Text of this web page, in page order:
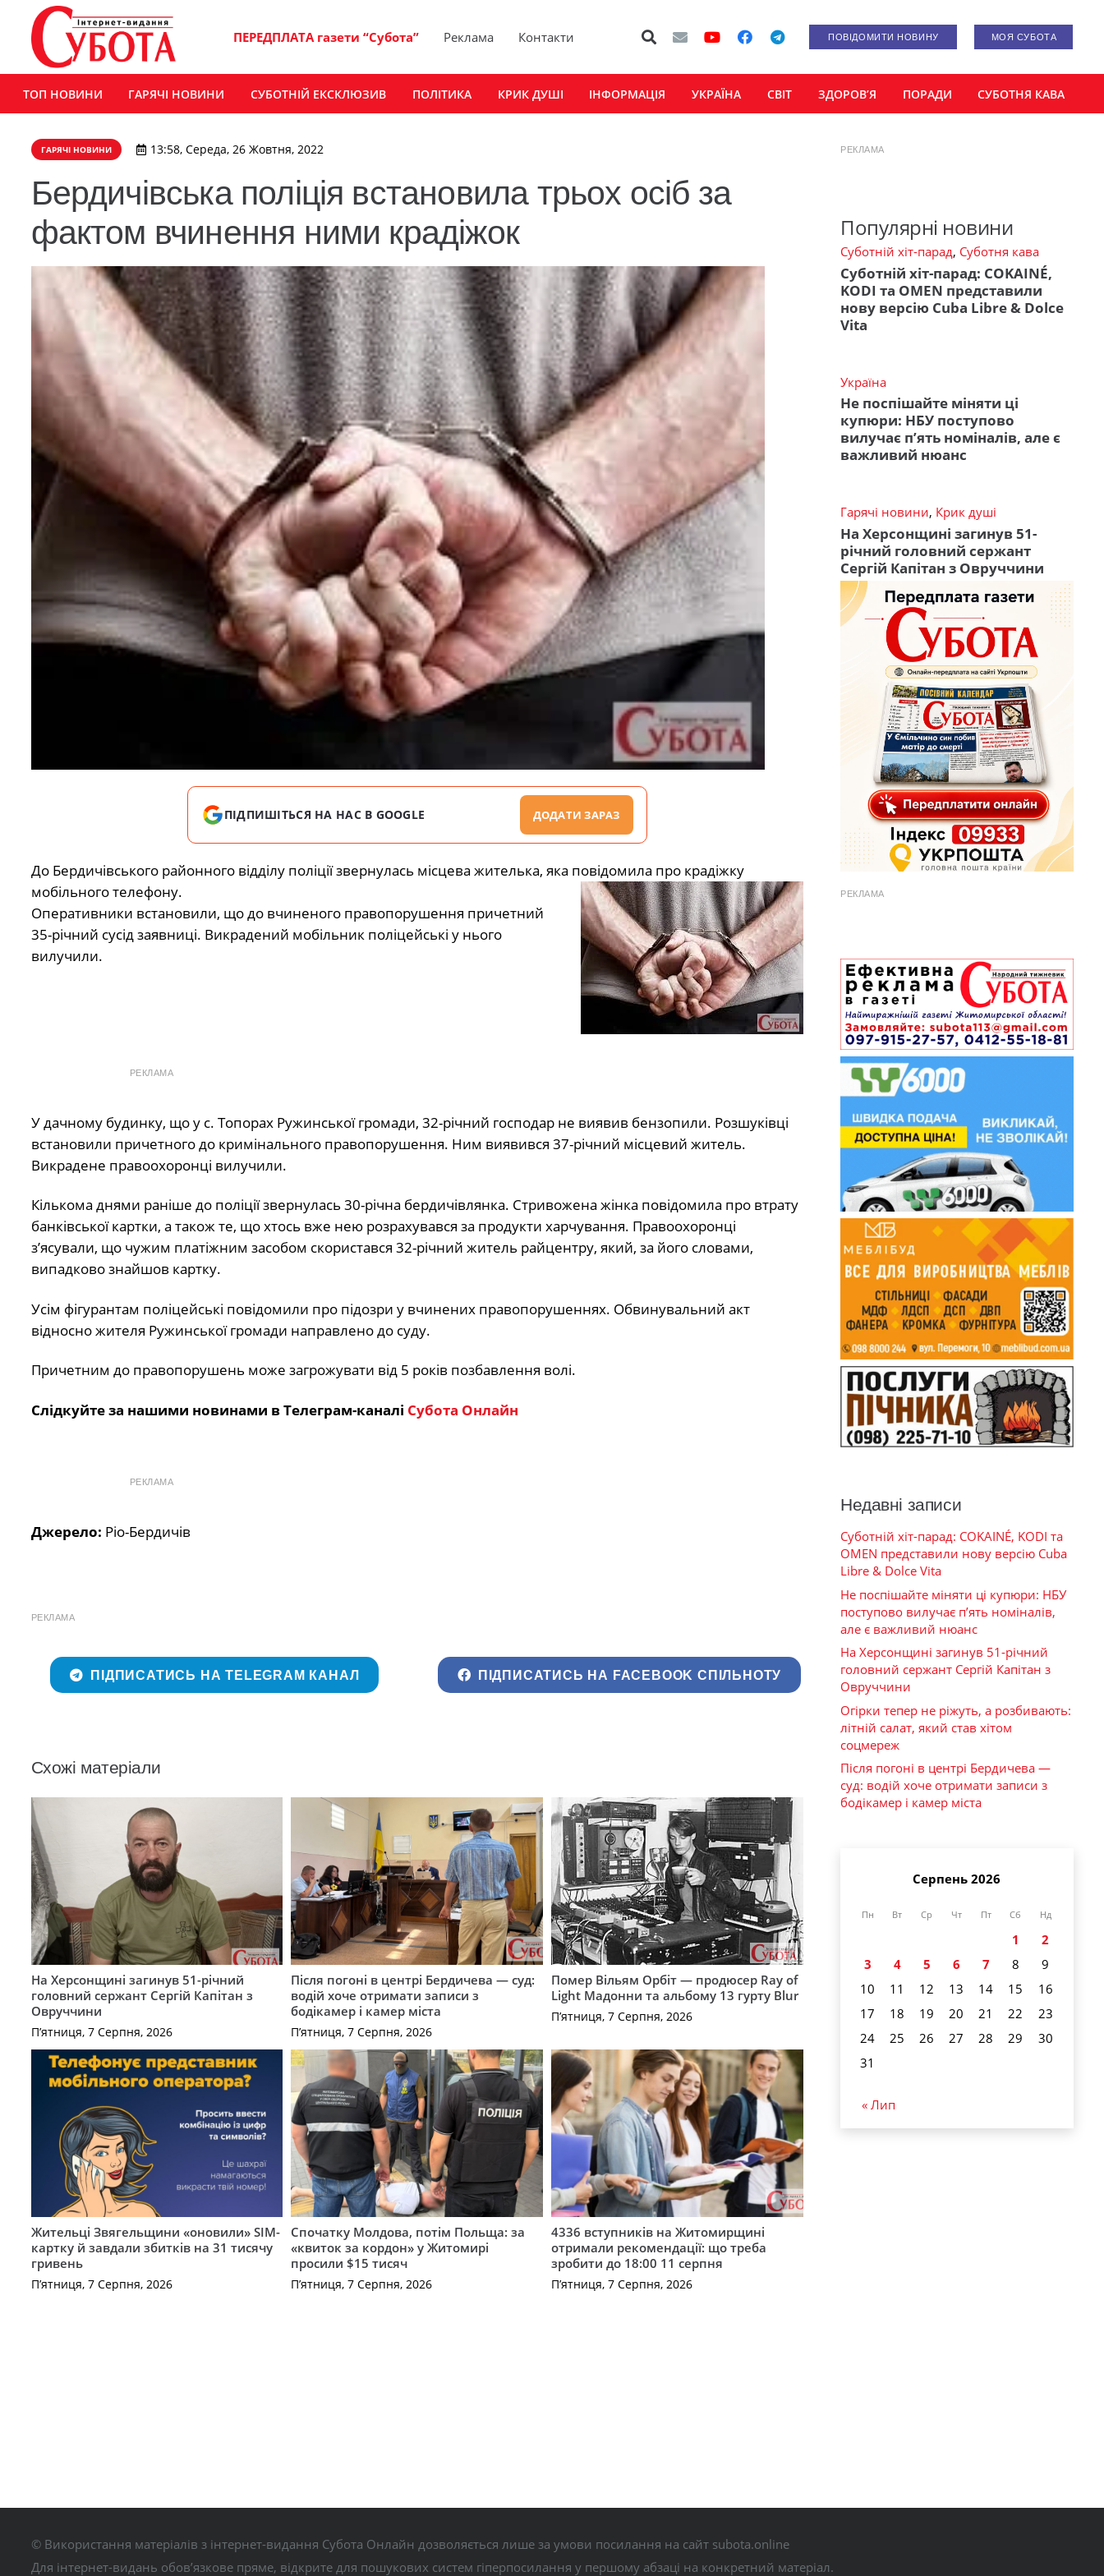
ПЕРЕДПЛАТА газети “Субота” Реклама Контакти ПОВІДОМИТИ НОВИНУ МОЯ СУБОТА
ТОП НОВИНИ ГАРЯЧІ НОВИНИ СУБОТНІЙ ЕКСКЛЮЗИВ ПОЛІТИКА КРИК ДУШІ ІНФОРМАЦІЯ УКРАЇНА СВІТ ЗДОРОВ’Я ПОРАДИ СУБОТНЯ КАВА
ГАРЯЧІ НОВИНИ 13:58, Середа, 26 Жовтня, 2022
Бердичівська поліція встановила трьох осіб за
фактом вчинення ними крадіжок
ПІДПИШІТЬСЯ НА НАС В GOOGLE ДОДАТИ ЗАРАЗ
До Бердичівського районного відділу поліції звернулась місцева жителька, яка повідомила про крадіжку
мобільного телефону.
Оперативники встановили, що до вчиненого правопорушення причетний
35-річний сусід заявниці. Викрадений мобільник поліцейські у нього
вилучили.
РЕКЛАМА
У дачному будинку, що у с. Топорах Ружинської громади, 32-річний господар не виявив бензопили. Розшуківці
встановили причетного до кримінального правопорушення. Ним виявився 37-річний місцевий житель.
Викрадене правоохоронці вилучили.
Кількома днями раніше до поліції звернулась 30-річна бердичівлянка. Стривожена жінка повідомила про втрату
банківської картки, а також те, що хтось вже нею розрахувався за продукти харчування. Правоохоронці
з’ясували, що чужим платіжним засобом скористався 32-річний житель райцентру, який, за його словами,
випадково знайшов картку.
Усім фігурантам поліцейські повідомили про підозри у вчинених правопорушеннях. Обвинувальний акт
відносно жителя Ружинської громади направлено до суду.
Причетним до правопорушень може загрожувати від 5 років позбавлення волі.
Слідкуйте за нашими новинами в Телеграм-каналі Субота Онлайн
РЕКЛАМА
Джерело: Ріо-Бердичів
РЕКЛАМА
ПІДПИСАТИСЬ НА TELEGRAM КАНАЛ ПІДПИСАТИСЬ НА FACEBOOK СПІЛЬНОТУ
Схожі матеріали
На Херсонщині загинув 51-річний
головний сержант Сергій Капітан з
Овруччини
П’ятниця, 7 Серпня, 2026
Після погоні в центрі Бердичева — суд:
водій хоче отримати записи з
бодікамер і камер міста
П’ятниця, 7 Серпня, 2026
Помер Вільям Орбіт — продюсер Ray of
Light Мадонни та альбому 13 гурту Blur
П’ятниця, 7 Серпня, 2026
Жительці Звягельщини «оновили» SIM-
картку й завдали збитків на 31 тисячу
гривень
П’ятниця, 7 Серпня, 2026
Спочатку Молдова, потім Польща: за
«квиток за кордон» у Житомирі
просили $15 тисяч
П’ятниця, 7 Серпня, 2026
4336 вступників на Житомирщині
отримали рекомендації: що треба
зробити до 18:00 11 серпня
П’ятниця, 7 Серпня, 2026
РЕКЛАМА
Популярні новини
Суботній хіт-парад, Суботня кава
Суботній хіт-парад: COKAINÉ,
KODI та OMEN представили
нову версію Cuba Libre & Dolce
Vita
Україна
Не поспішайте міняти ці
купюри: НБУ поступово
вилучає п’ять номіналів, але є
важливий нюанс
Гарячі новини, Крик душі
На Херсонщині загинув 51-
річний головний сержант
Сергій Капітан з Овруччини
РЕКЛАМА
Недавні записи
Суботній хіт-парад: COKAINÉ, KODI та
OMEN представили нову версію Cuba
Libre & Dolce Vita
Не поспішайте міняти ці купюри: НБУ
поступово вилучає п’ять номіналів,
але є важливий нюанс
На Херсонщині загинув 51-річний
головний сержант Сергій Капітан з
Овруччини
Огірки тепер не ріжуть, а розбивають:
літній салат, який став хітом
соцмереж
Після погоні в центрі Бердичева —
суд: водій хоче отримати записи з
бодікамер і камер міста
Серпень 2026
Пн Вт Ср Чт Пт Сб Нд
1
2
3
4 5 6 7 8
9
10
11 12 13 14 15
16
17
18 19 20 21 22
23
24
25 26 27 28 29
30
31
« Лип
© Використання матеріалів з інтернет-видання Субота Онлайн дозволяється лише за умови посилання на сайт subota.online
Для інтернет-видань обов’язкове пряме, відкрите для пошукових систем гіперпосилання у першому абзаці на конкретний матеріал.